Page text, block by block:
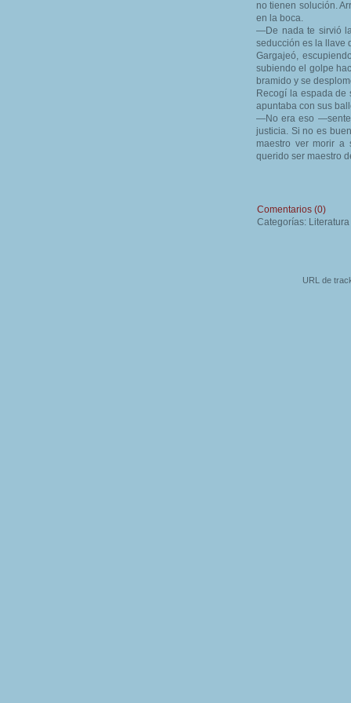
no tienen solución.
en la boca.
—De nada te sirvió
seducción es la llave
Gargajeó,
subiendo el golpe
bramido y se
Recogí la espada de
apuntaba con sus
—No era eso
justicia. Si no es
maestro ver morir a
querido ser maestro
Comentarios (0)
Categorías: Literatura
URL de